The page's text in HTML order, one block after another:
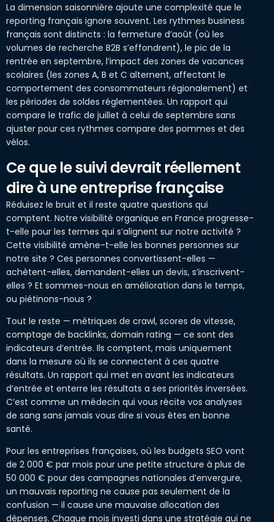
La dimension saisonnière ajoute une complexité que le
reporting français ignore souvent. Les rythmes business
français sont distincts : la fermeture d’août (où les
volumes de recherche B2B s’effondrent), le pic de la
rentrée en septembre, l’impact des zones de vacances
scolaires (les zones A, B et C alternent, affectant le
comportement des consommateurs régionalement) et
les périodes de soldes réglementées. Un rapport qui
compare le trafic de juillet à celui de septembre sans
ajuster pour ces rythmes compare des pommes et des
vélos.
Ce que le suivi devrait réellement
dire à une entreprise française
Réduisez le bruit et il reste quatre questions qui
comptent. Notre visibilité organique en France progresse-
t-elle pour les termes qui s’alignent sur notre activité ?
Cette visibilité amène-t-elle les bonnes personnes sur
notre site ? Ces personnes convertissent-elles —
achètent-elles, demandent-elles un devis, s’inscrivent-
elles ? Et sommes-nous en amélioration dans le temps,
ou piétinons-nous ?
Tout le reste — métriques de crawl, scores de vitesse,
comptage de backlinks, domain rating — ce sont des
indicateurs d’entrée. Ils comptent, mais uniquement
dans la mesure où ils se connectent à ces quatre
résultats. Un rapport qui met en avant les indicateurs
d’entrée et enterre les résultats a ses priorités inversées.
C’est comme un médecin qui vous récite vos analyses
de sang sans jamais vous dire si vous êtes en bonne
santé.
Pour les entreprises françaises, où les budgets SEO vont
de 2 000 € par mois pour une petite structure à plus de
50 000 € pour des campagnes nationales d’envergure,
un mauvais reporting ne cause pas seulement de la
confusion — il cause une mauvaise allocation des
dépenses. Chaque mois investi dans une stratégie qui ne